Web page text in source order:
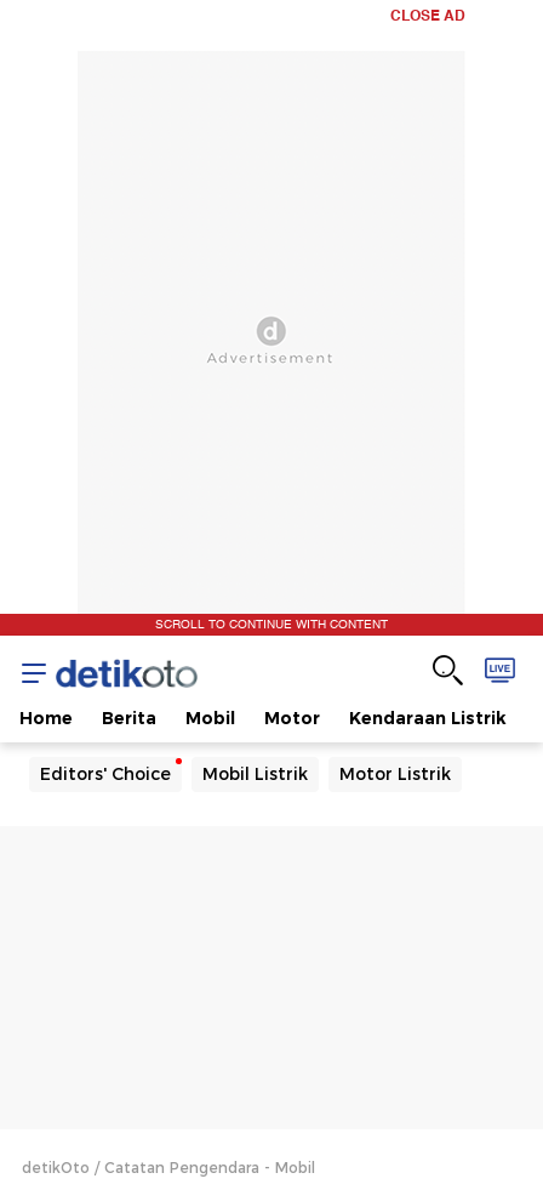
CLOSE AD
SCROLL TO CONTINUE WITH CONTENT
Home Berita Mobil Motor Kendaraan Listrik
Editors' Choice Mobil Listrik Motor Listrik
detikOto Catatan Pengendara - Mobil